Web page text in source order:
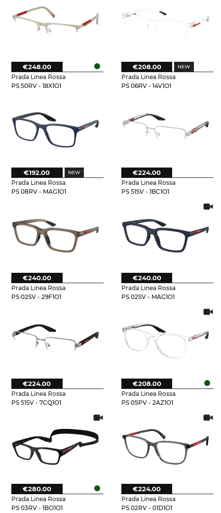
Prada Linea Rossa
PS 50RV - 18X1O1
€248.00
Prada Linea Rossa
PS 06RV - 14V1O1
€208.00
Prada Linea Rossa
PS 08RV - MAG1O1
€192.00
Prada Linea Rossa
PS 51SV - 1BC1O1
€224.00
Prada Linea Rossa
PS 02SV - 29F1O1
€240.00
Prada Linea Rossa
PS 02SV - MAG1O1
€240.00
Prada Linea Rossa
PS 51SV - 7CQ1O1
€224.00
Prada Linea Rossa
PS 05PV - 2AZ1O1
€208.00
Prada Linea Rossa
PS 03RV - 1BO1O1
€280.00
Prada Linea Rossa
PS 02RV - 01D1O1
€224.00